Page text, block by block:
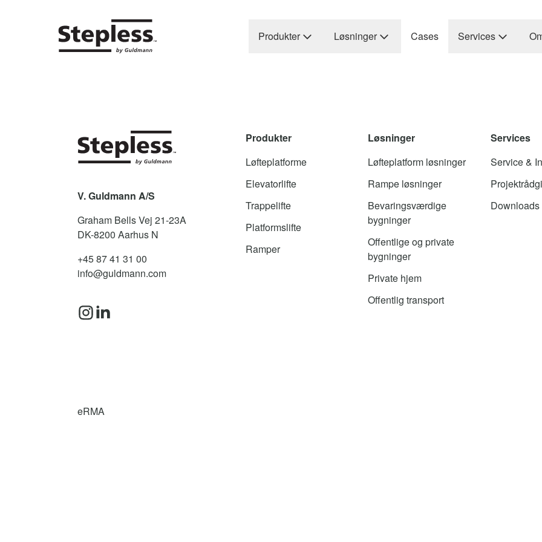
Produkter Løsninger Cases Services
V. Guldmann A/S
Graham Bells Vej 21-23A
DK-8200 Aarhus N
+45 87 41 31 00
info@guldmann.com
Produkter
Løfteplatforme
Elevatorlifte
Trappelifte
Platformslifte
Ramper
Løsninger
Løfteplatform løsninger
Rampe løsninger
Bevaringsværdige
bygninger
Offentlige og private
bygninger
Private hjem
Offentlig transport
Services
Service &
Downloads
eRMA